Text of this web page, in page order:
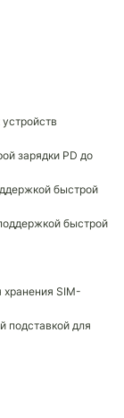
зарядки PD до
быстрой
быстрой
хранения SIM-
подставкой для